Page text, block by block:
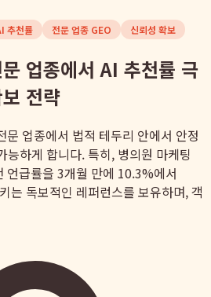
추천률 전문 업종 GEO 신뢰성 확보
업종에서 AI 추천률 극
전략
업종에서 법적 테두리 안에서 안정
능하게 합니다. 특히, 병의원 마케팅
언급률을 3개월 만에 10.3%에서
독보적인 레퍼런스를 보유하며, 객